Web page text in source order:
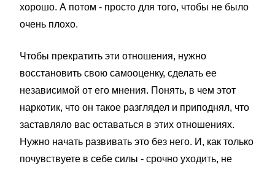
хорошо. А потом - просто для того, чтобы не было
очень плохо.
Чтобы прекратить эти отношения, нужно
восстановить свою самооценку, сделать ее
независимой от его мнения. Понять, в чем этот
наркотик, что он такое разглядел и приподнял, что
заставляло вас оставаться в этих отношениях.
Нужно начать развивать это без него. И, как только
почувствуете в себе силы - срочно уходить, не